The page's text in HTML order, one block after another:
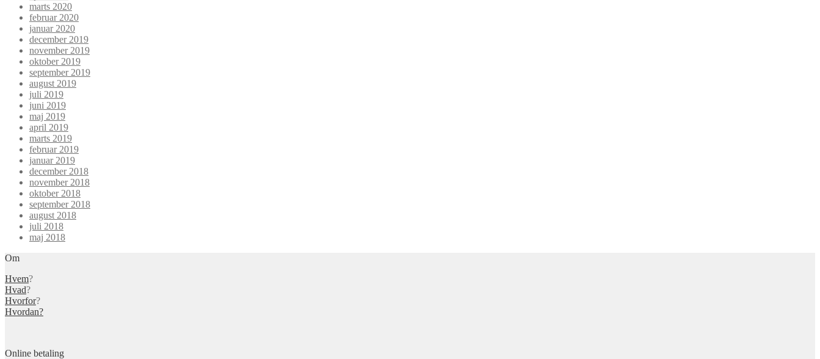
marts 2020
februar 2020
januar 2020
december 2019
november 2019
oktober 2019
september 2019
august 2019
juli 2019
juni 2019
maj 2019
april 2019
marts 2019
februar 2019
januar 2019
december 2018
november 2018
oktober 2018
september 2018
august 2018
juli 2018
maj 2018
Om
Hvem?
Hvad?
Hvorfor?
Hvordan?
Online betaling